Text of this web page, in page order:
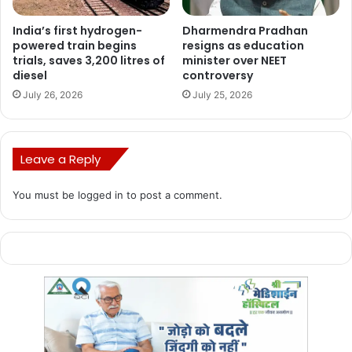
जो मेंटल हैरेशमेंट हो किया जा रहा है, वो नहीं होने देंगे. बजरंग पुनिया ने कहा था कि
महासंघ द्वारा हमें मानसिक रूप से प्रताड़ित किया जा रहा है. फेडरेशन द्वारा एक दिन
पहले ही नियम बना लिए जाते हैं. सारी भूमिका प्रेसिडेंट निभा रहे हैं. प्रेसिडेंट हमसे
गाली-गलौज करते हैं.
India’s first hydrogen-
powered train begins
trials, saves 3,200 litres of
diesel
July 26, 2026
Dharmendra Pradhan
resigns as education
minister over NEET
controversy
July 25, 2026
Leave a Reply
You must be logged in to post a comment.